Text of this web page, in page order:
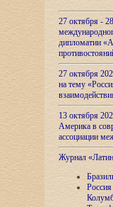
27 октября -
дипломатии
27 октября
на тему
13 октября
Америка в
ассоциации
Журнал